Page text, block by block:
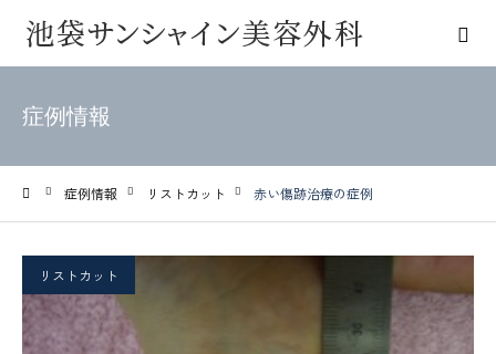
症例情報
症例情報 リストカット 赤い傷跡治療の症例
リストカット